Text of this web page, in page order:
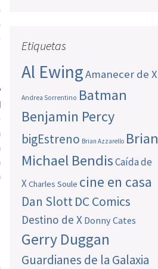
Etiquetas
Al EwingAmanecer de X
Andrea Sorrentino Batman
Benjamin Percy
bigEstreno Brian Azzarello Brian
Michael BendisCaída de
XCharles Soule cine en casa
Dan SlottDC Comics
Destino de X Donny Cates
Gerry Duggan
Guardianes de la Galaxia